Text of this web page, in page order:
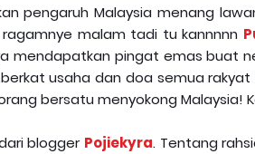
pengaruh Malaysia menang
malam tadi tu kannnnn
mendapatkan pingat emas buat
usaha dan doa semua
bersatu menyokong Malaysia!
blogger Pojiekyra. Tentang